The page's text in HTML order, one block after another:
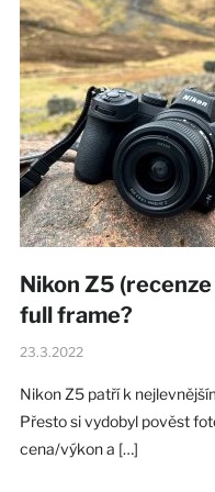
Nikon Z5
full frame?
23.3.2022
Nikon Z5 patří k
Přesto si vydobyl pověst
cena/výkon a […]